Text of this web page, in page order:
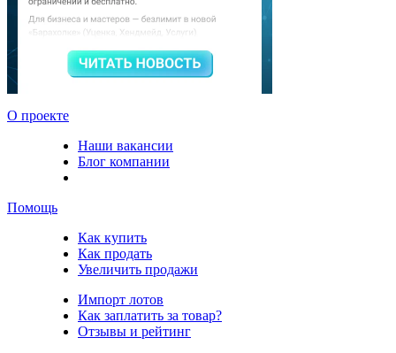
О проекте
Наши вакансии
Блог компании
Помощь
Как купить
Как продать
Увеличить продажи
Импорт лотов
Как заплатить за товар?
Отзывы и рейтинг